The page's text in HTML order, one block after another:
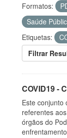
Formatos:
Saúde
Etiquetas:
Filtrar
COVID19 -
Este conjunto
referentes
órgãos do